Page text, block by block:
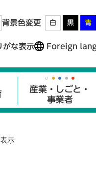
背景色変更 白 黒 青
がな表示 Foreign
産業・しごと・
事業者
示